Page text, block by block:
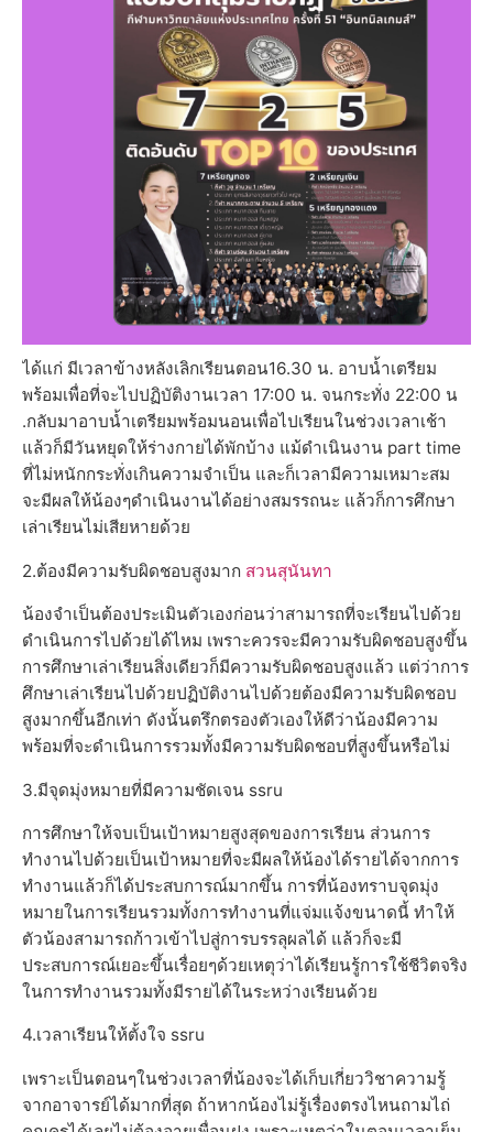
ได้แก่ มีเวลาข้างหลังเลิกเรียนตอน16.30 น. อาบน้ำเตรียม
พร้อมเพื่อที่จะไปปฏิบัติงานเวลา 17:00 น. จนกระทั่ง 22:00 น
.กลับมาอาบน้ำเตรียมพร้อมนอนเพื่อไปเรียนในช่วงเวลาเช้า
แล้วก็มีวันหยุดให้ร่างกายได้พักบ้าง แม้ดำเนินงาน part time
ที่ไม่หนักกระทั่งเกินความจำเป็น และก็เวลามีความเหมาะสม
จะมีผลให้น้องๆดำเนินงานได้อย่างสมรรถนะ แล้วก็การศึกษา
เล่าเรียนไม่เสียหายด้วย
2.ต้องมีความรับผิดชอบสูงมาก สวนสุนันทา
น้องจำเป็นต้องประเมินตัวเองก่อนว่าสามารถที่จะเรียนไปด้วย
ดำเนินการไปด้วยได้ไหม เพราะควรจะมีความรับผิดชอบสูงขึ้น
การศึกษาเล่าเรียนสิ่งเดียวก็มีความรับผิดชอบสูงแล้ว แต่ว่าการ
ศึกษาเล่าเรียนไปด้วยปฏิบัติงานไปด้วยต้องมีความรับผิดชอบ
สูงมากขึ้นอีกเท่า ดังนั้นตรึกตรองตัวเองให้ดีว่าน้องมีความ
พร้อมที่จะดำเนินการรวมทั้งมีความรับผิดชอบที่สูงขึ้นหรือไม่
3.มีจุดมุ่งหมายที่มีความชัดเจน ssru
การศึกษาให้จบเป็นเป้าหมายสูงสุดของการเรียน ส่วนการ
ทำงานไปด้วยเป็นเป้าหมายที่จะมีผลให้น้องได้รายได้จากการ
ทำงานแล้วก็ได้ประสบการณ์มากขึ้น การที่น้องทราบจุดมุ่ง
หมายในการเรียนรวมทั้งการทำงานที่แจ่มแจ้งขนาดนี้ ทำให้
ตัวน้องสามารถก้าวเข้าไปสู่การบรรลุผลได้ แล้วก็จะมี
ประสบการณ์เยอะขึ้นเรื่อยๆด้วยเหตุว่าได้เรียนรู้การใช้ชีวิตจริง
ในการทำงานรวมทั้งมีรายได้ในระหว่างเรียนด้วย
4.เวลาเรียนให้ตั้งใจ ssru
เพราะเป็นตอนๆในช่วงเวลาที่น้องจะได้เก็บเกี่ยววิชาความรู้
จากอาจารย์ได้มากที่สุด ถ้าหากน้องไม่รู้เรื่องตรงไหนถามไถ่